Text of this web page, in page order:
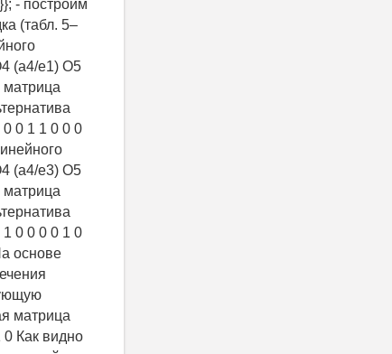
- построим
(табл. 5–
(a4/e1) O5
матрица
0 1 1 0 0 0
(a4/e3) O5
матрица
0 0 0 0 1 0
основе
матрица
0 Как видно